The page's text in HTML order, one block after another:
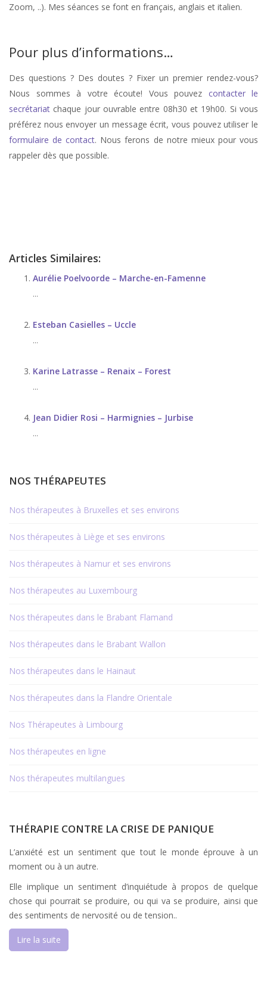
Zoom, ..). Mes séances se font en français, anglais et italien.
Pour plus d’informations…
Des questions ? Des doutes ? Fixer un premier rendez-vous?
Nous sommes à votre écoute! Vous pouvez contacter le
secrétariat chaque jour ouvrable entre 08h30 et 19h00. Si vous
préférez nous envoyer un message écrit, vous pouvez utiliser le
formulaire de contact. Nous ferons de notre mieux pour vous
rappeler dès que possible.
Articles Similaires:
Aurélie Poelvoorde – Marche-en-Famenne
...
Esteban Casielles – Uccle
...
Karine Latrasse – Renaix – Forest
...
Jean Didier Rosi – Harmignies – Jurbise
...
NOS THÉRAPEUTES
Nos thérapeutes à Bruxelles et ses environs
Nos thérapeutes à Liège et ses environs
Nos thérapeutes à Namur et ses environs
Nos thérapeutes au Luxembourg
Nos thérapeutes dans le Brabant Flamand
Nos thérapeutes dans le Brabant Wallon
Nos thérapeutes dans le Hainaut
Nos thérapeutes dans la Flandre Orientale
Nos Thérapeutes à Limbourg
Nos thérapeutes en ligne
Nos thérapeutes multilangues
THÉRAPIE CONTRE LA CRISE DE PANIQUE
L’anxiété est un sentiment que tout le monde éprouve à un
moment ou à un autre.
Elle implique un sentiment d’inquiétude à propos de quelque
chose qui pourrait se produire, ou qui va se produire, ainsi que
des sentiments de nervosité ou de tension..
Lire la suite